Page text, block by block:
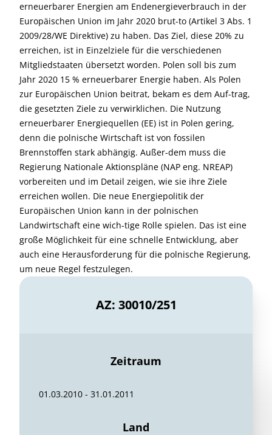
erneuerbarer Energien am Endenergieverbrauch in der
Europäischen Union im Jahr 2020 brut-to (Artikel 3 Abs. 1
2009/28/WE Direktive) zu haben. Das Ziel, diese 20% zu
erreichen, ist in Einzelziele für die verschiedenen
Mitgliedstaaten übersetzt worden. Polen soll bis zum
Jahr 2020 15 % erneuerbarer Energie haben. Als Polen
zur Europäischen Union beitrat, bekam es dem Auf-trag,
die gesetzten Ziele zu verwirklichen. Die Nutzung
erneuerbarer Energiequellen (EE) ist in Polen gering,
denn die polnische Wirtschaft ist von fossilen
Brennstoffen stark abhängig. Außer-dem muss die
Regierung Nationale Aktionspläne (NAP eng. NREAP)
vorbereiten und im Detail zeigen, wie sie ihre Ziele
erreichen wollen. Die neue Energiepolitik der
Europäischen Union kann in der polnischen
Landwirtschaft eine wich-tige Rolle spielen. Das ist eine
große Möglichkeit für eine schnelle Entwicklung, aber
auch eine Herausforderung für die polnische Regierung,
um neue Regel festzulegen.
AZ: 30010/251
Zeitraum
01.03.2010 - 31.01.2011
Land